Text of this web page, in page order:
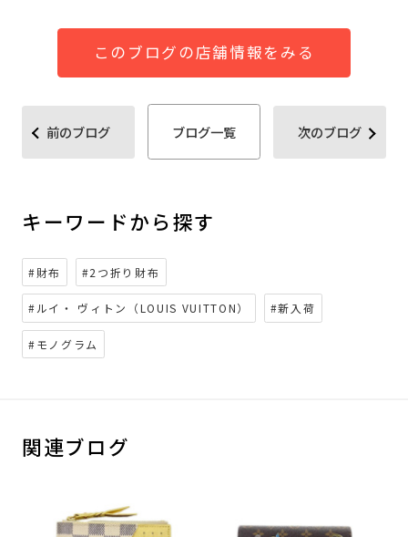
このブログの店舗情報をみる
前のブログ ブログ一覧 次のブログ
キーワードから探す
#財布 #2つ折り財布
#ルイ・ ヴィトン（LOUIS VUITTON） #新入荷
#モノグラム
関連ブログ